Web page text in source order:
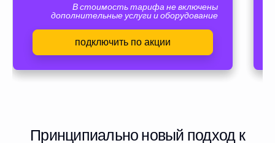
В стоимость тарифа не включены
дополнительные услуги и оборудование
подключить по акции
Принципиально новый подход к